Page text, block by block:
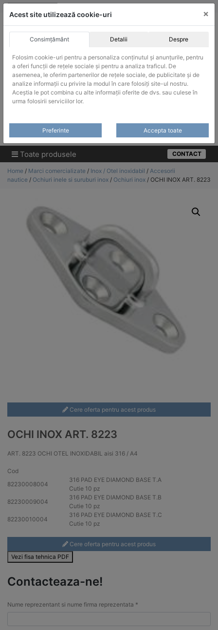
Skip
ACHIZITII PUBLICE
Produsele pot fi achizitionate si in sistemul SEAP / SICAP
Products
Toate produsele CONTACT
Home / Marci comercializate / Inox / Otel inoxidabil / Accesorii
nautice / Ochiuri inele si suruburi inox / Ochiuri inox / OCHI INOX ART. 8223
Cere oferta pentru acest produs
OCHI INOX ART. 8223
ART. 8223 OCHI OTEL INOXIDABIL aisi 316 / A4
Cod
82230008004
316 PAD EYE DIAMOND BASE T.A
Cutie 10 pz
82230009004
316 PAD EYE DIAMOND BASE T.B
Cutie 10 pz
82230010004
316 PAD EYE DIAMOND BASE T.C
Cutie 10 pz
Cere oferta pentru acest produs
Vezi fisa tehnica PDF
Contacteaza-ne!
Nume reprezentant si nume firma reprezentata *
Acest site utilizează cookie-uri ×
Consimțământ Detalii Despre
Folosim cookie-uri pentru a personaliza conținutul și anunțurile, pentru
a oferi funcții de rețele sociale și pentru a analiza traficul. De
asemenea, le oferim partenerilor de rețele sociale, de publicitate și de
analize informații cu privire la modul în care folosiți site-ul nostru.
Aceștia le pot combina cu alte informații oferite de dvs. sau culese în
urma folosirii serviciilor lor.
Preferinte Accepta toate